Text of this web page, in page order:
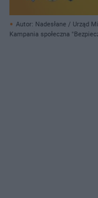
Autor: Nadesłane / Urząd
Kampania społeczna